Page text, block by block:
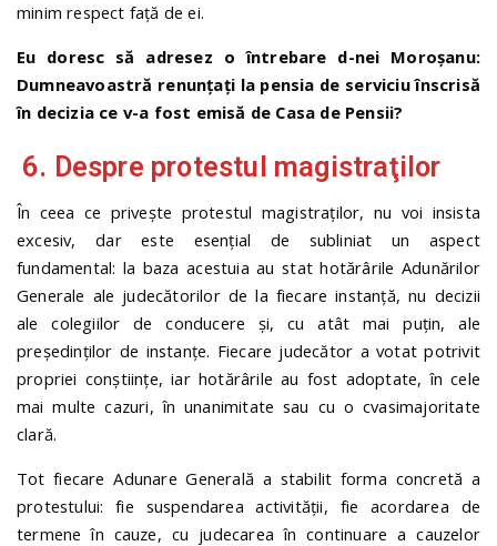
minim respect față de ei.
Eu doresc să adresez o întrebare d-nei Moroşanu:
Dumneavoastră renunţaţi la pensia de serviciu înscrisă
în decizia ce v-a fost emisă de Casa de Pensii?
6. Despre protestul magistraţilor
În ceea ce privește protestul magistraților, nu voi insista
excesiv, dar este esențial de subliniat un aspect
fundamental: la baza acestuia au stat hotărârile Adunărilor
Generale ale judecătorilor de la fiecare instanță, nu decizii
ale colegiilor de conducere și, cu atât mai puțin, ale
președinților de instanțe. Fiecare judecător a votat potrivit
propriei conștiințe, iar hotărârile au fost adoptate, în cele
mai multe cazuri, în unanimitate sau cu o cvasimajoritate
clară.
Tot fiecare Adunare Generală a stabilit forma concretă a
protestului: fie suspendarea activității, fie acordarea de
termene în cauze, cu judecarea în continuare a cauzelor